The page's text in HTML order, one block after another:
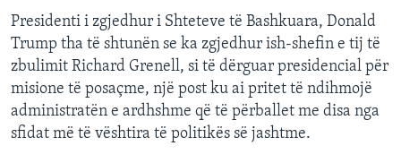
Presidenti i zgjedhur i Shteteve të Bashkuara, Donald
Trump tha të shtunën se ka zgjedhur ish-shefin e tij të
zbulimit Richard Grenell, si të dërguar presidencial për
misione të posaçme, një post ku ai pritet të ndihmojë
administratën e ardhshme që të përballet me disa nga
sfidat më të vështira të politikës së jashtme.